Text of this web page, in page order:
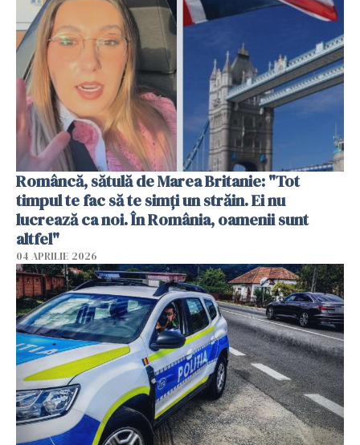
Româncă, sătulă de Marea Britanie: "Tot
timpul te fac să te simți un străin. Ei nu
lucrează ca noi. În România, oamenii sunt
altfel"
04 APRILIE 2026